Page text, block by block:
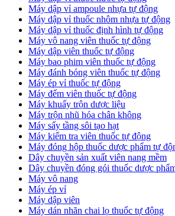
Máy dập vỉ ampoule nhựa tự động
Máy dập vỉ thuốc nhôm nhựa tự động
Máy dập vỉ thuốc định hình tự động
Máy vô nang viên thuốc tự động
Máy dập viên thuốc tự động
Máy bao phim viên thuốc tự động
Máy đánh bóng viên thuốc tự động
Máy ép vỉ thuốc tự động
Máy đếm viên thuốc tự động
Máy khuấy trộn dược liệu
Máy trộn nhũ hóa chân không
Máy sấy tầng sôi tạo hạt
Máy kiểm tra viên thuốc tự động
Máy đóng hộp thuốc dược phẩm tự
Dây chuyền sản xuất viên nang mềm
Dây chuyền đóng gói thuốc dược
Máy vô nang
Máy ép vỉ
Máy dập viên
Máy dán nhãn chai lọ thuốc tự động